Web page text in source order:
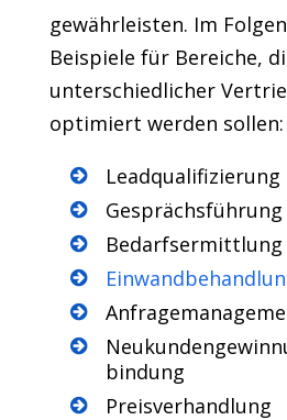
gewährleisten. Im
Beispiele für Bereiche,
unterschiedlicher
optimiert werden sollen:
Leadqualifizierung
Gesprächsführung
Bedarfsermittlung
bindung
Preisverhandlung